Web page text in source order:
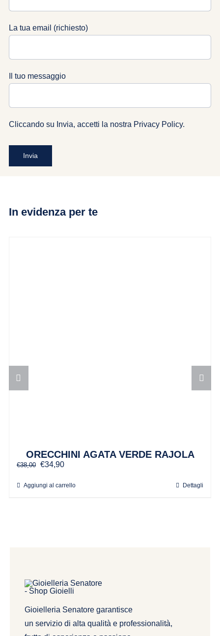
La tua email (richiesto)
Il tuo messaggio
Cliccando su Invia, accetti la nostra Privacy Policy.
In evidenza per te
ORECCHINI AGATA VERDE RAJOLA
€38,00
Il
originale
era:
€34,90Il
attuale
Aggiungi al carrello Dettagli
Gioielleria Senatore garantisce
un servizio di alta qualità e professionalità,